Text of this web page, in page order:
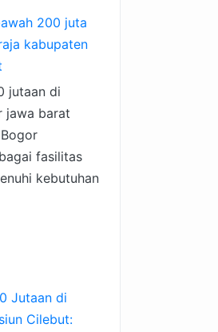
200 juta
kabupaten
jutaan di
jawa barat
fasilitas
kebutuhan
Jutaan di
Cilebut: